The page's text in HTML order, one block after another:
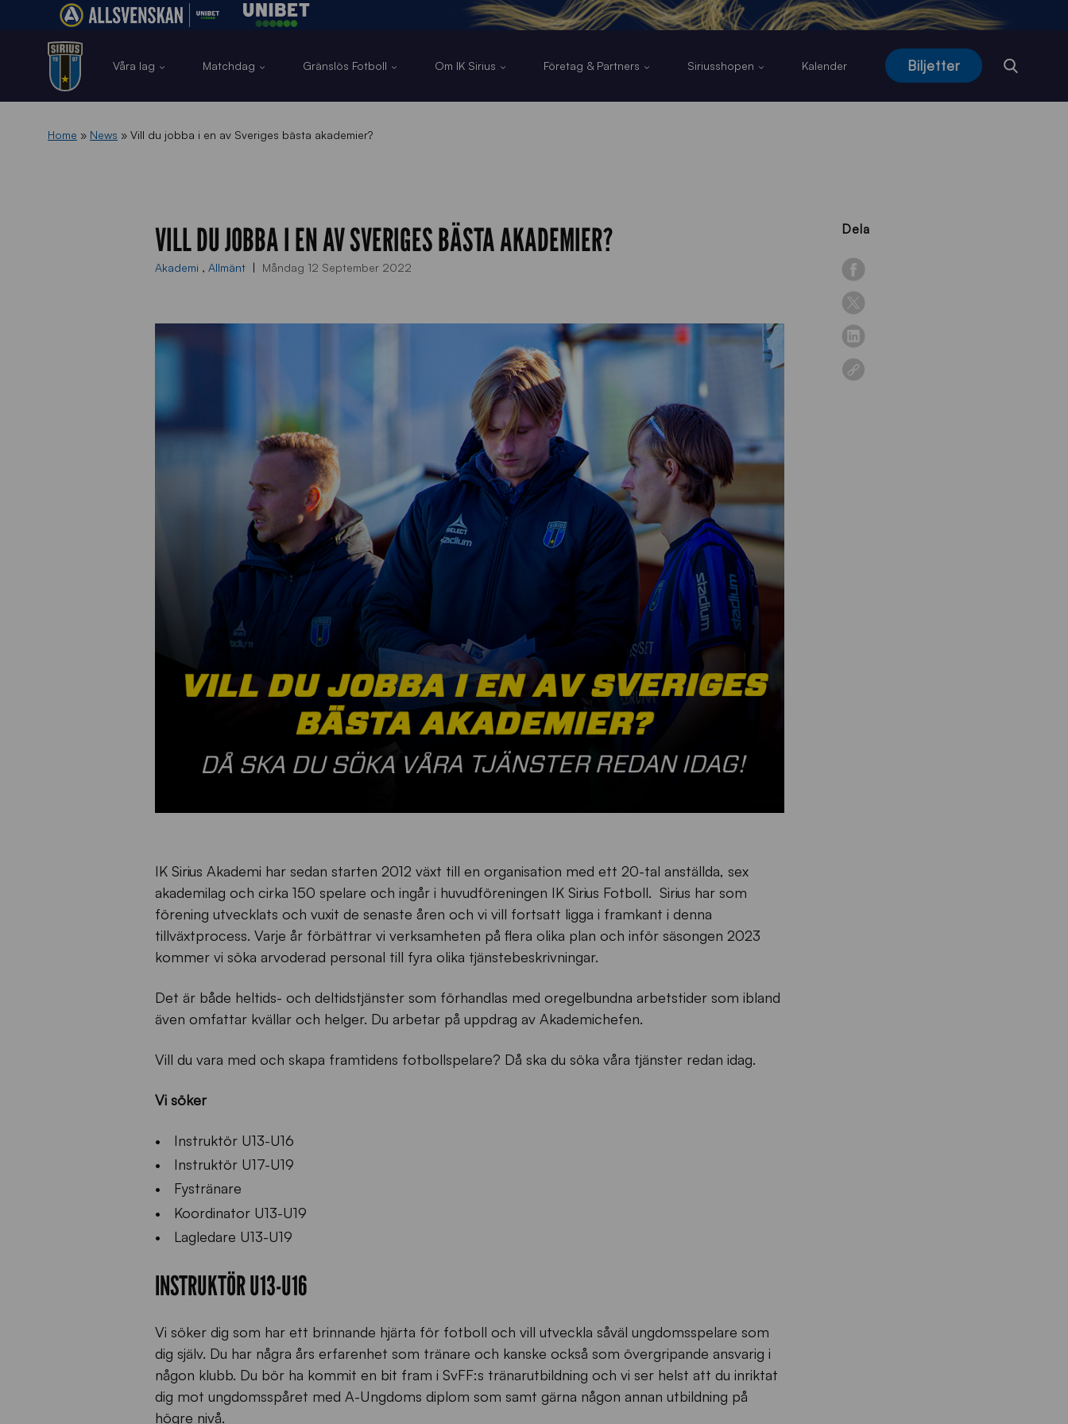
Våra lag Matchdag Gränslös Fotboll Om IK Sirius Företag & Partners Siriusshopen Kalender Biljetter
Home » News » Vill du jobba i en av Sveriges bästa akademier?
Dela
VILL DU JOBBA I EN AV SVERIGES BÄSTA AKADEMIER?
Akademi , Allmänt Måndag 12 September 2022
IK Sirius Akademi har sedan starten 2012 växt till en organisation med ett 20-tal anställda, sex
akademilag och cirka 150 spelare och ingår i huvudföreningen IK Sirius Fotboll. Sirius har som
förening utvecklats och vuxit de senaste åren och vi vill fortsatt ligga i framkant i denna
tillväxtprocess. Varje år förbättrar vi verksamheten på flera olika plan och inför säsongen 2023
kommer vi söka arvoderad personal till fyra olika tjänstebeskrivningar.
Det är både heltids- och deltidstjänster som förhandlas med oregelbundna arbetstider som ibland
även omfattar kvällar och helger. Du arbetar på uppdrag av Akademichefen.
Vill du vara med och skapa framtidens fotbollspelare? Då ska du söka våra tjänster redan idag.
Vi söker
Instruktör U13-U16
Instruktör U17-U19
Fystränare
Koordinator U13-U19
Lagledare U13-U19
INSTRUKTÖR U13-U16
Vi söker dig som har ett brinnande hjärta för fotboll och vill utveckla såväl ungdomsspelare som
dig själv. Du har några års erfarenhet som tränare och kanske också som övergripande ansvarig i
någon klubb. Du bör ha kommit en bit fram i SvFF:s tränarutbildning och vi ser helst att du inriktat
dig mot ungdomsspåret med A-Ungdoms diplom som samt gärna någon annan utbildning på
högre nivå.